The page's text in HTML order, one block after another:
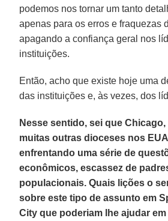
podemos nos tornar um tanto
apenas para os erros e fraquezas
apagando a confiança geral nos
instituições.
Então, acho que existe hoje uma
das instituições e, às vezes, dos
Nesse sentido, sei que
muitas outras dioceses nos
enfrentando uma série de
econômicos, escassez de
populacionais. Quais lições o
sobre este tipo de assunto em
City que poderiam lhe ajudar